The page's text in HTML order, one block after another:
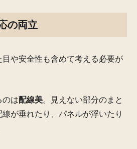
の両立
や安全性も含めて考える必要が
のは配線美。見えない部分のまと
が垂れたり、パネルが浮いたり